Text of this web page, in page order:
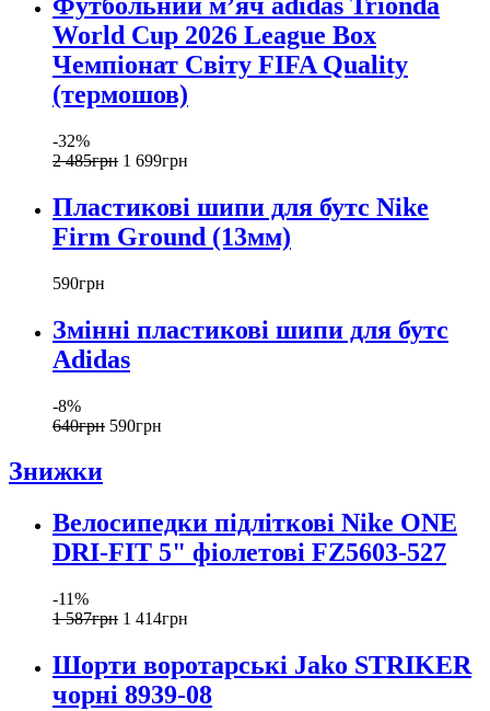
World Cup 2026 League Box
Чемпіонат Світу FIFA Quality
(термошов)
-32%
2 485грн 1 699грн
Пластикові шипи для бутс Nike
Firm Ground (13мм)
590грн
Змінні пластикові шипи для бутс
Adidas
-8%
640грн 590грн
Знижки
Велосипедки підліткові Nike ONE
DRI-FIT 5" фіолетові FZ5603-527
-11%
1 587грн 1 414грн
Шорти воротарські Jako STRIKER
чорні 8939-08